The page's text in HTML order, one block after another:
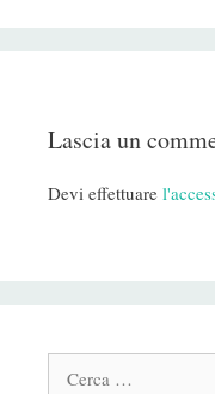
Lascia un
Devi effettuare
Cerca: